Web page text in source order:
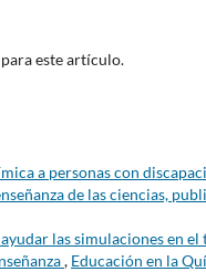
para este artículo.
a personas con
de las ciencias,
las simulaciones en
, Educación en la